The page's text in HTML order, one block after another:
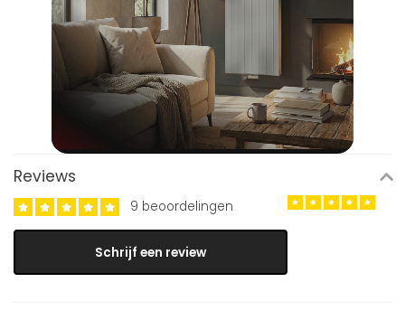
Reviews
9 beoordelingen
Schrijf een review